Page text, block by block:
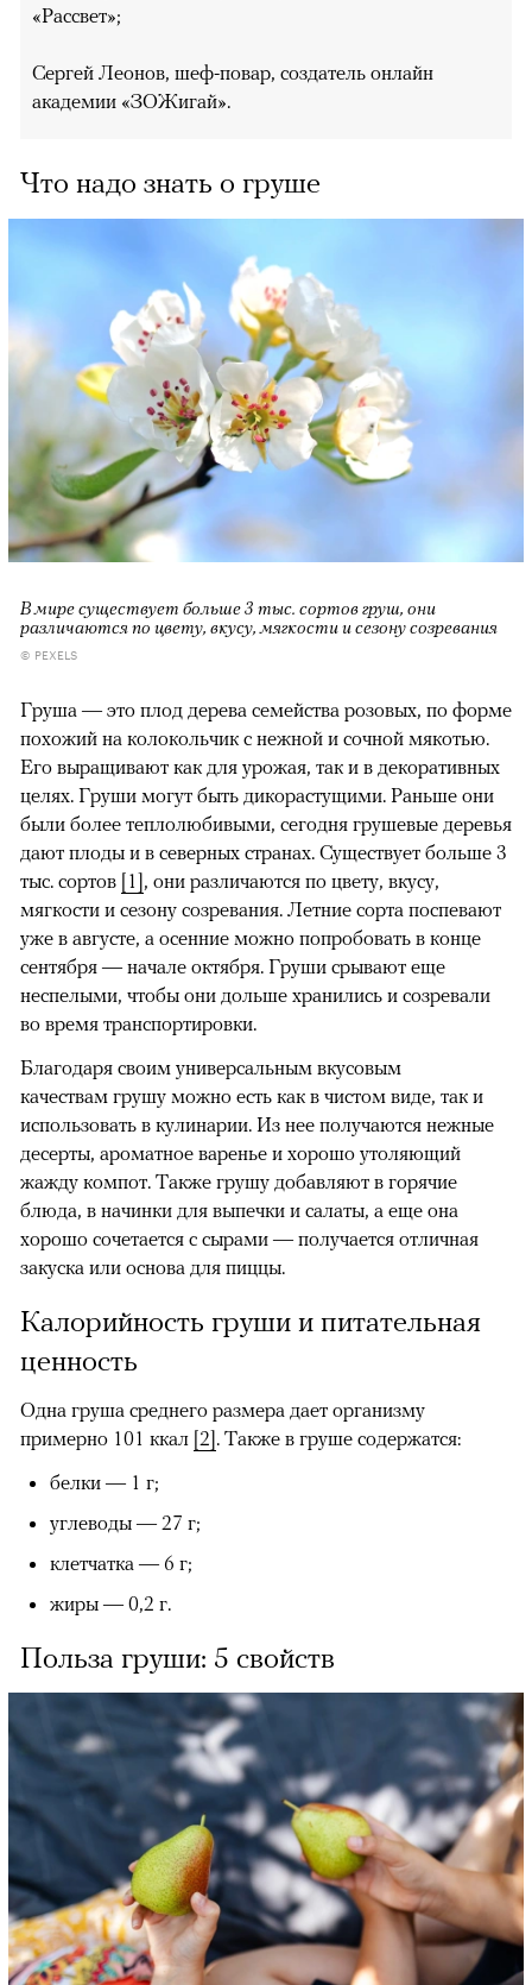
«Рассвет»;
Сергей Леонов, шеф-повар, создатель онлайн
академии «ЗОЖигай».
Что надо знать о груше
00:00 / 00:00
В мире существует больше 3 тыс. сортов груш, они
различаются по цвету, вкусу, мягкости и сезону созревания
© PEXELS
Груша — это плод дерева семейства розовых, по форме
похожий на колокольчик с нежной и сочной мякотью.
Его выращивают как для урожая, так и в декоративных
целях. Груши могут быть дикорастущими. Раньше они
были более теплолюбивыми, сегодня грушевые деревья
дают плоды и в северных странах. Существует больше 3
тыс. сортов [1], они различаются по цвету, вкусу,
мягкости и сезону созревания. Летние сорта поспевают
уже в августе, а осенние можно попробовать в конце
сентября — начале октября. Груши срывают еще
неспелыми, чтобы они дольше хранились и созревали
во время транспортировки.
Благодаря своим универсальным вкусовым
качествам грушу можно есть как в чистом виде, так и
использовать в кулинарии. Из нее получаются нежные
десерты, ароматное варенье и хорошо утоляющий
жажду компот. Также грушу добавляют в горячие
блюда, в начинки для выпечки и салаты, а еще она
хорошо сочетается с сырами — получается отличная
закуска или основа для пиццы.
Калорийность груши и питательная
ценность
Одна груша среднего размера дает организму
примерно 101 ккал [2]. Также в груше содержатся:
белки — 1 г;
углеводы — 27 г;
клетчатка — 6 г;
жиры — 0,2 г.
Польза груши: 5 свойств